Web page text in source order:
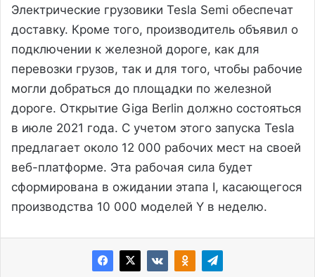
Электрические грузовики Tesla Semi обеспечат
доставку. Кроме того, производитель объявил о
подключении к железной дороге, как для
перевозки грузов, так и для того, чтобы рабочие
могли добраться до площадки по железной
дороге. Открытие Giga Berlin должно состояться
в июле 2021 года. С учетом этого запуска Tesla
предлагает около 12 000 рабочих мест на своей
веб-платформе. Эта рабочая сила будет
сформирована в ожидании этапа I, касающегося
производства 10 000 моделей Y в неделю.